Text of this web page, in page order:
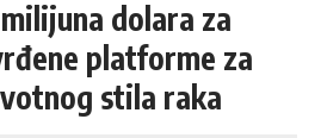
dolara za
platforme za
stila raka